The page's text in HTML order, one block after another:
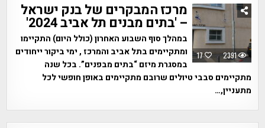
17 2391
מרכז המבקרים של בנק ישראל
– 'בתים מבנים תל אביב 2024'
במהלך סוף השבוע האחרון (כולל היום) התקיימו
ומתקיימים בתל אביב והמרכז , ימי ביקור ייחודים
במסגרת מיזם “בתים מבפנים”. בכל שנה
מתקיימים סבבי טיולים שרובם מתקיימים באופן חופשי לכל
מתעניין,…